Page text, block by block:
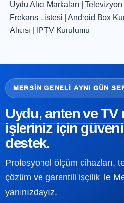
Uydu Alıcı Markaları Televizyon
Frekans Listesi
Android Box
Alıcısı
IPTV Kurulumu
MERSIN GENELI AYNI GÜN
Uydu, anten ve TV
işleriniz için
destek.
Profesyonel ölçüm cihazları,
çözüm ve garantili işçilik ile
yanınızdayız.